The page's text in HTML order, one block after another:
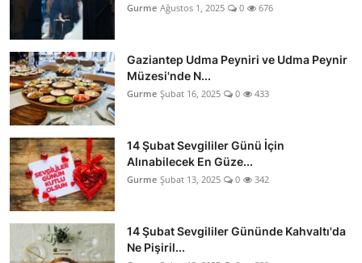
Gurme Ağustos 1, 2025 0 676
Gaziantep Udma Peyniri ve Udma Peynir
Müzesi'nde N...
Gurme Şubat 16, 2025 0 433
14 Şubat Sevgililer Günü İçin
Alınabilecek En Güze...
Gurme Şubat 13, 2025 0 342
14 Şubat Sevgililer Gününde Kahvaltı'da
Ne Pişiril...